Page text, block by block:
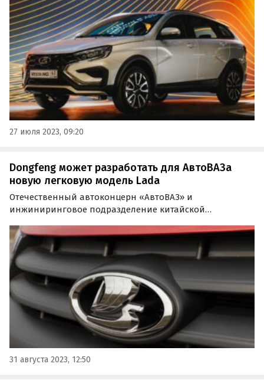
году. Об этом сообщил «Ведомостям» представитель
компании. Подробности о новой модели уточнены не
были.
27 июля 2023, 09:20
Dongfeng может разработать для АвтоВАЗа
новую легковую модель Lada
Отечественный автоконцерн «АвтоВАЗ» и
инжиниринговое подразделение китайской
новой модели LADA. Об этом сообщают «Автоновости
дня» со ссылкой на информацию портала «Авто
Mail.ru».
31 августа 2023, 12:50